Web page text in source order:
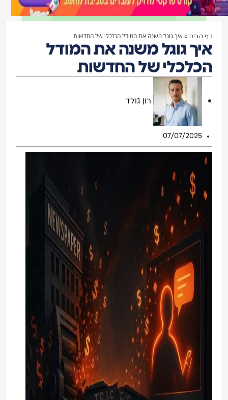
דף הבית » איך גוגל משנה את המודל הכלכלי של החדשות
איך גוגל משנה את המודל
הכלכלי של החדשות
רון גולד
07/07/2025